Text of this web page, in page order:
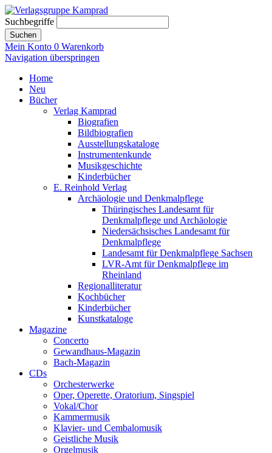
Suchbegriffe
Suchen
Mein Konto 0 Warenkorb
Navigation überspringen
Home
Neu
Bücher
Verlag Kamprad
Biografien
Bildbiografien
Ausstellungskataloge
Instrumentenkunde
Musikgeschichte
Kinderbücher
E. Reinhold Verlag
Archäologie und Denkmalpflege
Thüringisches Landesamt für
Denkmalpflege und Archäologie
Niedersächsisches Landesamt für
Denkmalpflege
Landesamt für Denkmalpflege Sachsen
LVR-Amt für Denkmalpflege im
Rheinland
Regionalliteratur
Kochbücher
Kinderbücher
Kunstkataloge
Magazine
Concerto
Gewandhaus-Magazin
Bach-Magazin
CDs
Orchesterwerke
Oper, Operette, Oratorium, Singspiel
Vokal/Chor
Kammermusik
Klavier- und Cembalomusik
Geistliche Musik
Orgelmusik